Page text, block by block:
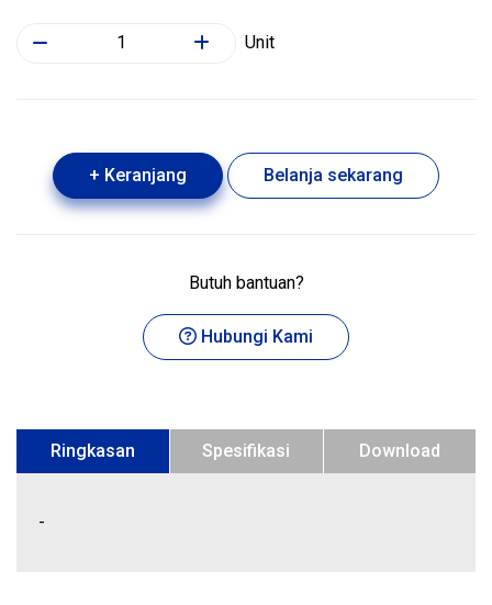
Unit
+ Keranjang Belanja sekarang
Butuh bantuan?
Hubungi Kami
Ringkasan Spesifikasi Download
-